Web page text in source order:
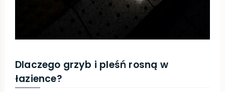
Dlaczego grzyb i pleśń rosną w
łazience?